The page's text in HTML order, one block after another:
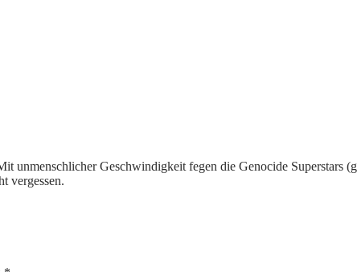
Geschwindigkeit fegen die Genocide Superstars
vergessen.